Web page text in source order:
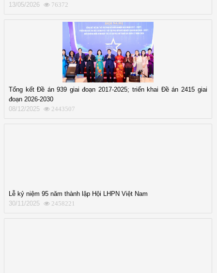
13/05/2026
76372
Tổng kết Đề án 939 giai đoạn 2017-2025; triển khai Đề án 2415 giai
đoạn 2026-2030
08/12/2025
2443507
Lễ kỷ niệm 95 năm thành lập Hội LHPN Việt Nam
30/11/2025
2458221